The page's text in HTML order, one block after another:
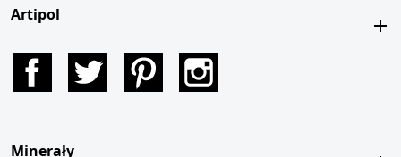
Artipol
Facebook Twitter Pinterest
Minerały